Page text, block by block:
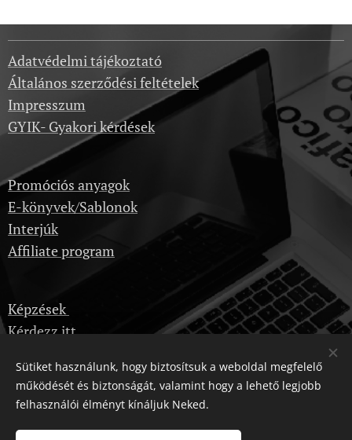
Adatvédelmi tájékoztató
Általános szerződési feltételek
Impresszum
GYIK- Gyakori kérdések
Promóciós anyagok
E-könyvek/Sablonok
Interjúk
Affiliate program
Képzések
Kérdezz itt
Karrier
Kattintásnyi-Karrier © Minden jog fenntartva 2025
Sütiket használunk, hogy biztosítsuk a weboldal megfelelő
működését és biztonságát, valamint hogy a lehető legjobb
felhasználói élményt kínáljuk Neked.